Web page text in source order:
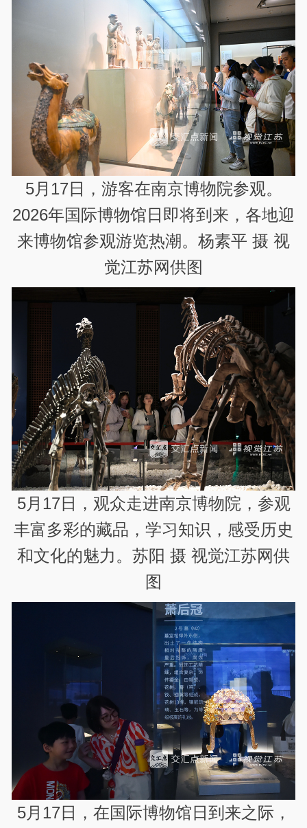
5月17日，游客在南京博物院参观。
2026年国际博物馆日即将到来，各地迎
来博物馆参观游览热潮。杨素平 摄 视
觉江苏网供图
5月17日，观众走进南京博物院，参观
丰富多彩的藏品，学习知识，感受历史
和文化的魅力。苏阳 摄 视觉江苏网供
图
5月17日，在国际博物馆日到来之际，